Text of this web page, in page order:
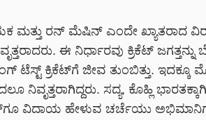
ಮತ್ತು ರನ್ ಮೆಷಿನ್ ಎಂದೇ ಖ್ಯಾತರಾದ
ಈ ನಿರ್ಧಾರವು ಕ್ರಿಕೆಟ್ ಜಗತ್ತನ್ನು
ಟೆಸ್ಟ್ ಕ್ರಿಕೆಟ್‌ಗೆ ಜೀವ ತುಂಬಿತ್ತು. ಇದಕ್ಕೂ
ನಿವೃತ್ತರಾಗಿದ್ದರು. ಸದ್ಯ, ಕೊಹ್ಲಿ
ವಿದಾಯ ಹೇಳುವ ಚರ್ಚೆಯು